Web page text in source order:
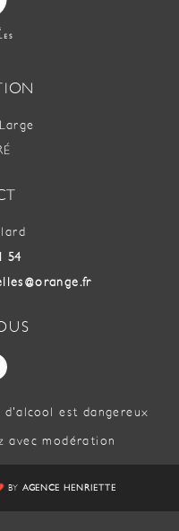
54
d'alcool est dangereux
avec modération
BY AGENCE HENRIETTE